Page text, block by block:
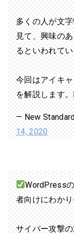
多くの人が文
見て、興味の
るといわれて
今回はアイキ
を解説します。
— New
14, 2020
WordPress
者向けにわか
サイバー攻撃